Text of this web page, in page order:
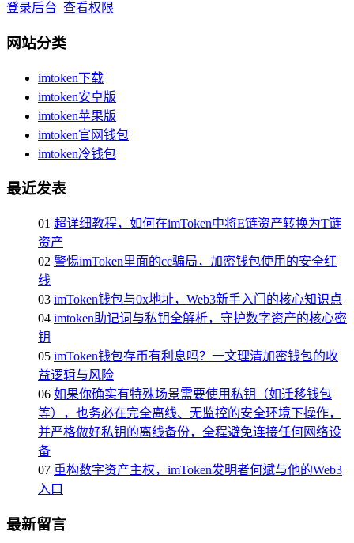
登录后台 查看权限
网站分类
imtoken下载
imtoken安卓版
imtoken苹果版
imtoken官网钱包
imtoken冷钱包
最近发表
01 超详细教程，如何在imToken中将E链资产转换为T链
资产
02 警惕imToken里面的cc骗局，加密钱包使用的安全红
线
03 imToken钱包与0x地址，Web3新手入门的核心知识点
04 imtoken助记词与私钥全解析，守护数字资产的核心密
钥
05 imToken钱包存币有利息吗？一文理清加密钱包的收
益逻辑与风险
06 如果你确实有特殊场景需要使用私钥（如迁移钱包
等），也务必在完全离线、无监控的安全环境下操作，
并严格做好私钥的离线备份，全程避免连接任何网络设
备
07 重构数字资产主权，imToken发明者何斌与他的Web3
入口
最新留言